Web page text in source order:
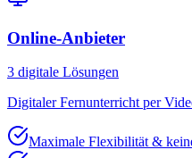
Online-Anbieter
3 digitale Lösungen
Digitaler Fernunterricht per
Maximale Flexibilität &